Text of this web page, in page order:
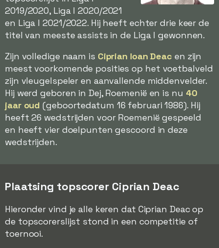
2019/2020, Liga I 2020/2021
en Liga I 2021/2022. Hij heeft echter drie keer de
titel van meeste assists in de Liga I gewonnen.
Zijn volledige naam is Ciprian Ioan Deac en zijn
meest voorkomende posities op het voetbalveld
zijn vleugelspeler en aanvallende middenvelder.
Hij werd geboren in Dej, Roemenië en is nu 40
jaar oud (geboortedatum 16 februari 1986). Hij
heeft 26 wedstrijden voor Roemenië gespeeld
en heeft vier doelpunten gescoord in deze
wedstrijden.
Plaatsing topscorer Ciprian Deac
Hieronder vind je alle keren dat Ciprian Deac op
de topscorerslijst stond in een competitie of
toernooi.